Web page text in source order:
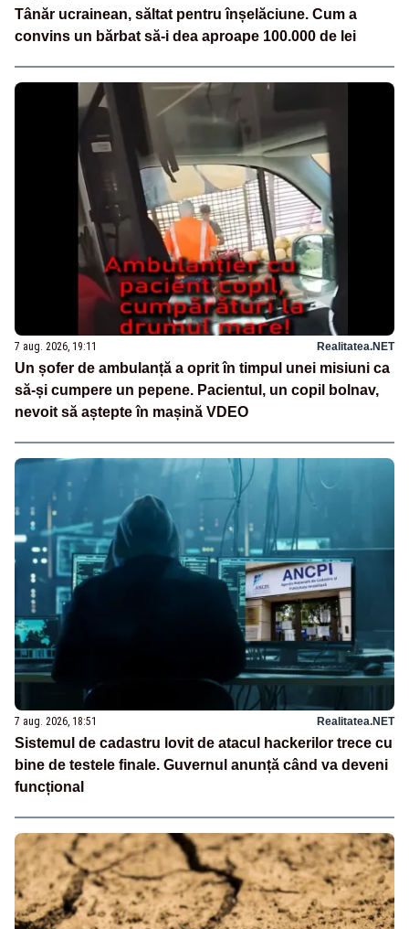
Tânăr ucrainean, săltat pentru înșelăciune. Cum a
convins un bărbat să-i dea aproape 100.000 de lei
7 aug. 2026, 19:11 Realitatea.NET
Un șofer de ambulanță a oprit în timpul unei misiuni ca
să-și cumpere un pepene. Pacientul, un copil bolnav,
nevoit să aștepte în mașină VDEO
7 aug. 2026, 18:51 Realitatea.NET
Sistemul de cadastru lovit de atacul hackerilor trece cu
bine de testele finale. Guvernul anunță când va deveni
funcțional